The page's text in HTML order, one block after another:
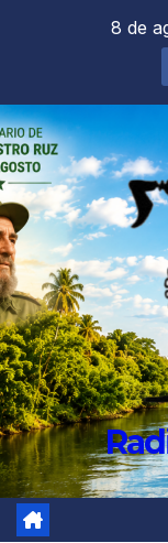
8 de